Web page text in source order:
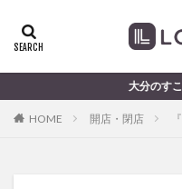
大分のすこ〜し気になる話題を届
HOME 開店・閉店
ディナー